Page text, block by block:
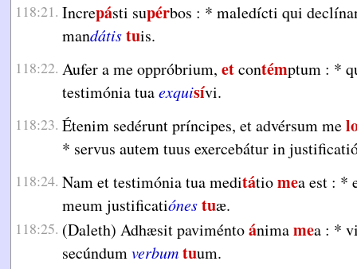
118:21. Increpásti supérbos : * maledícti qui
mandátistuis.
118:22. Aufer a me oppróbrium, etcontémptum : *
testimónia tuaexquisívi.
118:23. Étenim sedérunt príncipes, et advérsum me
* servus autem tuus exercebátur in
118:24. Nam et testimónia tua meditátiomea est : *
meum justificatiónestuæ.
118:25. (Daleth) Adhæsit paviméntoánimamea : *
secúndumverbumtuum.